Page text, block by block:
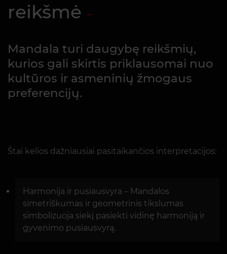
reikšmė
Mandala turi daugybę reikšmių,
kurios gali skirtis priklausomai nuo
kultūros ir asmeninių žmogaus
preferencijų.
Štai kelios dažniausiai pasitaikančios interpretacijos:
Harmonija ir pusiausvyra – Mandalos
simetriškumas ir geometrinis tikslumas
simbolizuoja siekį pasiekti vidinę harmoniją ir
gyvenimo pusiausvyrą.